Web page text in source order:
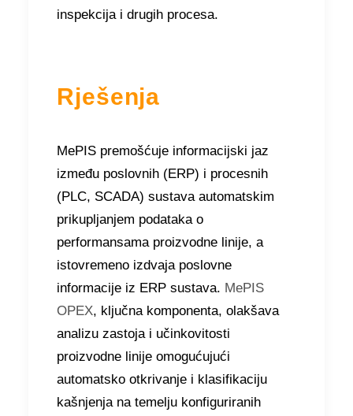
inspekcija i drugih procesa.
Rješenja
MePIS premošćuje informacijski jaz
između poslovnih (ERP) i procesnih
(PLC, SCADA) sustava automatskim
prikupljanjem podataka o
performansama proizvodne linije, a
istovremeno izdvaja poslovne
informacije iz ERP sustava. MePIS
OPEX, ključna komponenta, olakšava
analizu zastoja i učinkovitosti
proizvodne linije omogućujući
automatsko otkrivanje i klasifikaciju
kašnjenja na temelju konfiguriranih